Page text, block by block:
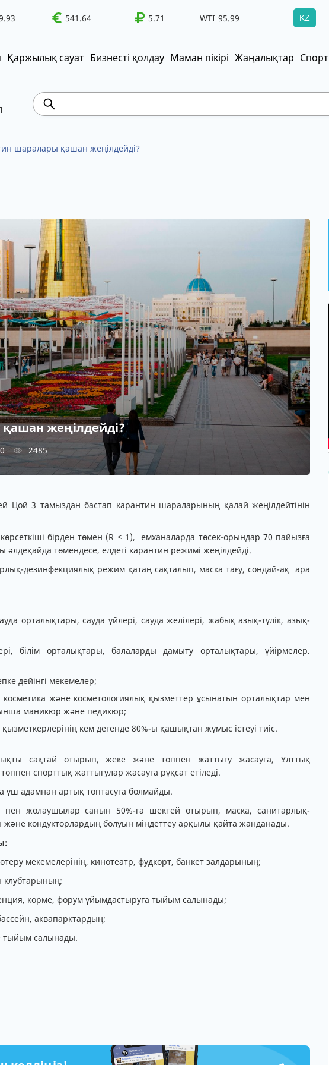
541.64 5.71
WTI Brent 100.41 WTI 95.99 100.41KZ
Қаржылық сауат Бизнесті қолдау Маман пікірі Жаңалықтар Спорт
Рақмет!
шаралары қашан жеңілдейді?
жеңілдейді?
0 2485
Цой 3 тамыздан бастап карантин шараларының қалай жеңілдейтінін
бірден төмен (R ≤ 1), емханаларда төсек-орындар 70 пайызға
әлдеқайда төмендесе, елдегі карантин режимі жеңілдейді.
дезинфекциялық режим қатаң сақталып, маска тағу, сондай-ақ ара
орталықтары, сауда үйлері, сауда желілері, жабық азық-түлік, азық-
білім орталықтары, балаларды дамыту орталықтары, үйірмелер.
дейінгі мекемелер;
және косметологиялық қызметтер ұсынатын орталықтар мен
маникюр және педикюр;
кем дегенде 80%-ы қашықтан жұмыс істеуі тиіс.
сақтай отырып, жеке және топпен жаттығу жасауға, Ұлттық
спорттық жаттығулар жасауға рұқсат етіледі.
үш адамнан артық топтасуға болмайды.
пен жолаушылар санын 50%-ға шектей отырып, маска, санитарлық-
кондукторлардың болуын міндеттеу арқылы қайта жанданады.
мекемелерінің, кинотеатр, фудкорт, банкет залдарының;
клубтарының;
көрме, форум ұйымдастыруға тыйым салынады;
аквапарктардың;
тыйым салынады.